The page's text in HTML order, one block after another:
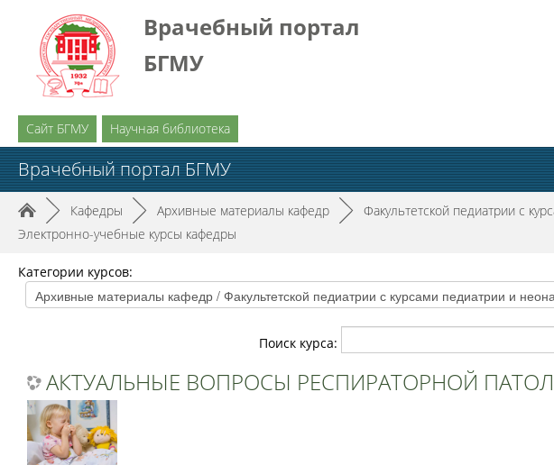
Врачебный портал
БГМУ
Сайт БГМУ Научная библиотека
Врачебный портал БГМУ
► Кафедры ► Архивные материалы кафедр ► Факультетской педиатрии с
Электронно-учебные курсы кафедры
Категории курсов:
Поиск курса:
АКТУАЛЬНЫЕ ВОПРОСЫ РЕСПИРАТОРНОЙ